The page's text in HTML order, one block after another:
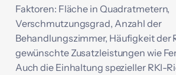
Faktoren: Fläche in Quadratmetern,
Verschmutzungsgrad, Anzahl der
Behandlungszimmer, Häufigkeit der
gewünschte Zusatzleistungen wie
Auch die Einhaltung spezieller RKI-